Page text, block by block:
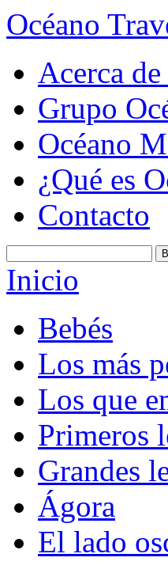
Océano
Acerca
Grupo
Océano
¿Qué es
Contacto
Inicio
Bebés
Los más
Los que
Primeros
Grandes
Ágora
El lado